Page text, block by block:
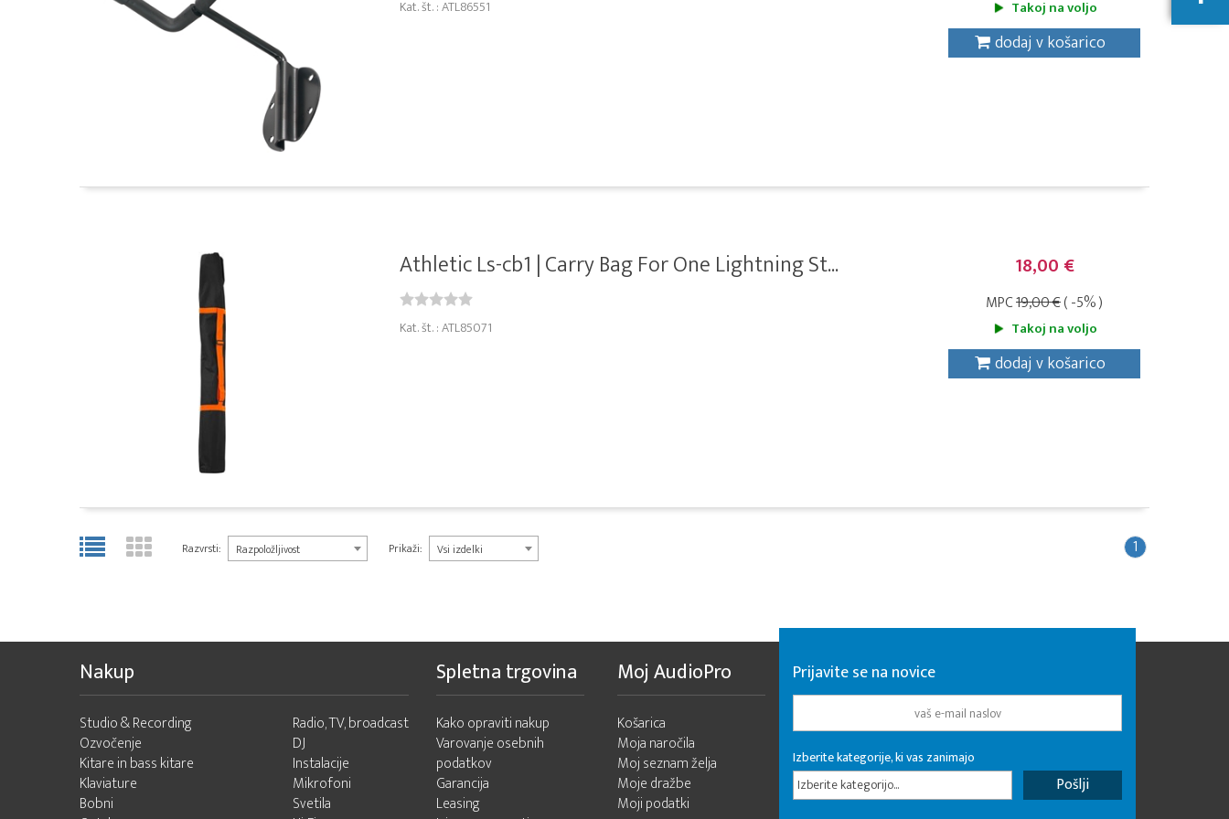
Kat. št. : ATL86551 Takoj na voljo
dodaj v košarico
Athletic Ls-cb1 | Carry Bag For One Lightning St...
Kat. št. : ATL85071
18,00 €
MPC19,00 €( -5% )
Takoj na voljo
dodaj v košarico
Razvrsti: Razpoložljivost Prikaži: Vsi izdelki 1
Nakup
Studio & Recording
Ozvočenje
Kitare in bass kitare
Klaviature
Bobni
Radio, TV, broadcast
DJ
Instalacije
Mikrofoni
Svetila
Spletna trgovina
Kako opraviti nakup
Varovanje osebnih
podatkov
Garancija
Leasing
Moj AudioPro
Košarica
Moja naročila
Moj seznam želja
Moje dražbe
Moji podatki
Prijavite se na novice
Izberite kategorije, ki vas zanimajo
Izberite kategorijo...